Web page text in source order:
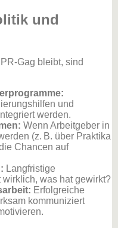
und
Gag bleibt, sind
und
werden.
Wenn Arbeitgeber in
(z. B. über Praktika
Chancen auf
Langfristige
was hat gewirkt?
Erfolgreiche
kommuniziert